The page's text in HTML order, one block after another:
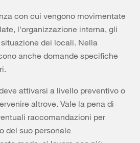
con cui vengono movimentate
l'organizzazione interna, gli
dei locali. Nella
anche domande specifiche
attivarsi a livello preventivo o
altrove. Vale la pena di
raccomandazioni per
del suo personale